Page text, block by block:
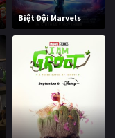
Biệt Đội Marvels